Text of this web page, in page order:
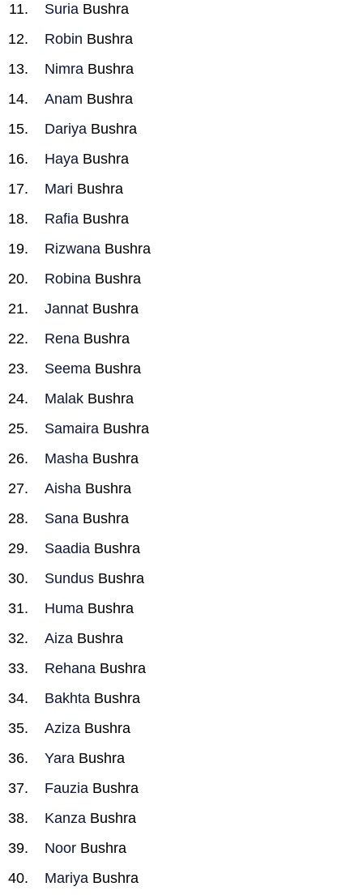
Suria Bushra
Robin Bushra
Nimra Bushra
Anam Bushra
Dariya Bushra
Haya Bushra
Mari Bushra
Rafia Bushra
Rizwana Bushra
Robina Bushra
Jannat Bushra
Rena Bushra
Seema Bushra
Malak Bushra
Samaira Bushra
Masha Bushra
Aisha Bushra
Sana Bushra
Saadia Bushra
Sundus Bushra
Huma Bushra
Aiza Bushra
Rehana Bushra
Bakhta Bushra
Aziza Bushra
Yara Bushra
Fauzia Bushra
Kanza Bushra
Noor Bushra
Mariya Bushra